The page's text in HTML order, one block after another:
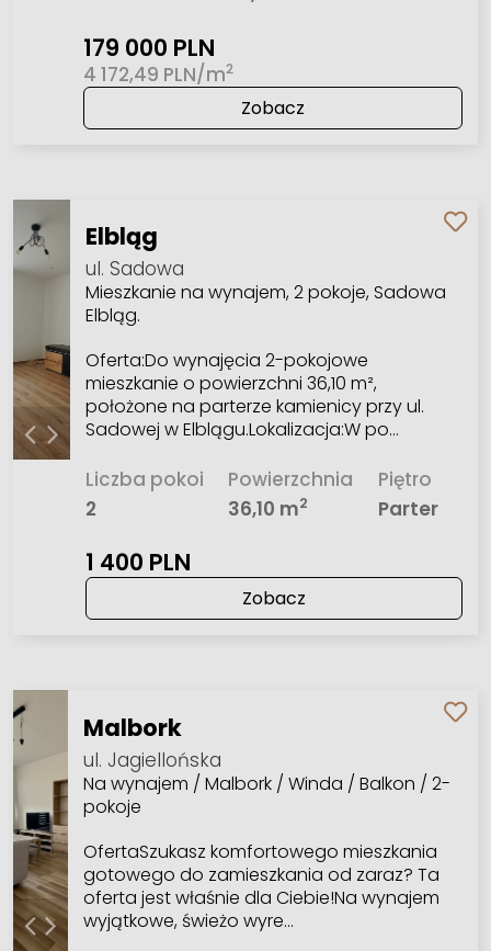
179 000 PLN
4 172,49 PLN/m2
Zobacz
Elbląg
ul. Sadowa
Mieszkanie na wynajem, 2 pokoje, Sadowa
Elbląg.
Oferta:Do wynajęcia 2-pokojowe
mieszkanie o powierzchni 36,10 m²,
położone na parterze kamienicy przy ul.
Sadowej w Elblągu.Lokalizacja:W po…
Liczba pokoi
2
Powierzchnia
36,10 m2
Piętro
Parter
1 400 PLN
Zobacz
Malbork
ul. Jagiellońska
Na wynajem / Malbork / Winda / Balkon / 2-
pokoje
OfertaSzukasz komfortowego mieszkania
gotowego do zamieszkania od zaraz? Ta
oferta jest właśnie dla Ciebie!Na wynajem
wyjątkowe, świeżo wyre…